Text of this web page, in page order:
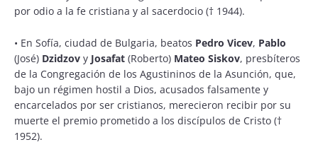
por odio a la fe cristiana y al sacerdocio († 1944).
• En Sofía, ciudad de Bulgaria, beatos Pedro Vicev, Pablo
(José) Dzidzov y Josafat (Roberto) Mateo Siskov, presbíteros
de la Congregación de los Agustininos de la Asunción, que,
bajo un régimen hostil a Dios, acusados falsamente y
encarcelados por ser cristianos, merecieron recibir por su
muerte el premio prometido a los discípulos de Cristo (†
1952).